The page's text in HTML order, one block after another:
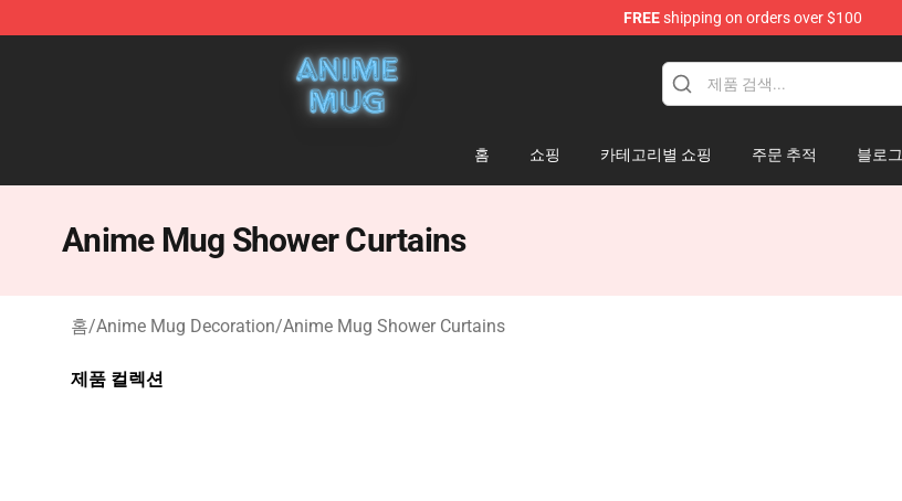
FREEshipping on orders over $100
Anime Mug Shop - The Best Store of Anime Mug
홈 쇼핑 카테고리별 쇼핑 주문 추적 블로그
Anime Mug Shower Curtains
홈/Anime Mug Decoration/Anime Mug Shower Curtains
제품 컬렉션